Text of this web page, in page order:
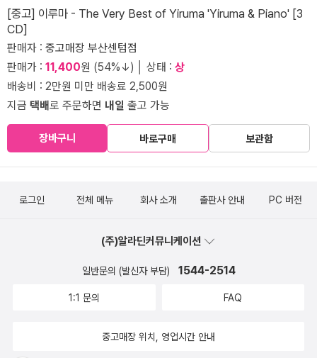
[중고] 이루마 - The Very Best of Yiruma 'Yiruma & Piano' [3
CD]
판매자 : 중고매장 부산센텀점
판매가 : 11,400원 (54%↓) │ 상태 : 상
배송비 : 2만원 미만 배송료 2,500원
지금 택배로 주문하면 내일 출고 가능
장바구니 바로구매 보관함
로그인 전체 메뉴 회사 소개 출판사 안내 PC 버전
(주)알라딘커뮤니케이션
일반문의 (발신자 부담) 1544-2514
1:1 문의 FAQ
중고매장 위치, 영업시간 안내